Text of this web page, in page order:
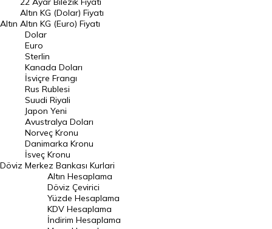
Dolar Kuru
Euro Kuru
Pound Kuru
Frank Kuru
Riyal Kuru
Avustralya Doları
Danimarka Kronu Kuru
Kanada Doları Kuru
Norveç Kronu Kuru
İsveç Kronu Kuru
Japon Yeni Kuru
Serbest Piyasa Döviz Kurları
Altın
Altın KG (Dolar) Fiyatı
Altın KG (Euro) Fiyatı
Döviz
Dolar
Euro
Sterlin
Kanada Doları
İsviçre Frangı
Rus Rublesi
Suudi Riyali
Japon Yeni
Avustralya Doları
Norveç Kronu
Danimarka Kronu
İsveç Kronu
Merkez Bankası Kurlari
Altın Hesaplama
Döviz Çevirici
Yüzde Hesaplama
KDV Hesaplama
İndirim Hesaplama